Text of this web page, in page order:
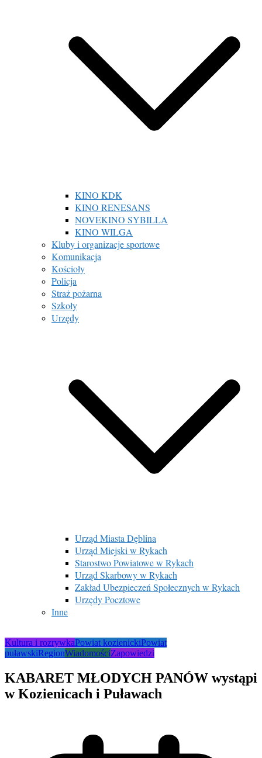
KINO KDK
KINO RENESANS
NOVEKINO SYBILLA
KINO WILGA
Kluby i organizacje sportowe
Komunikacja
Kościoły
Policja
Straż pożarna
Szkoły
Urzędy
Urząd Miasta Dęblina
Urząd Miejski w Rykach
Starostwo Powiatowe w Rykach
Urząd Skarbowy w Rykach
Zakład Ubezpieczeń Społecznych w Rykach
Urzędy Pocztowe
Inne
Kultura i rozrywkaPowiat kozienickiPowiat
puławskiRegionWiadomościZapowiedzi
KABARET MŁODYCH PANÓW wystąpi
w Kozienicach i Puławach